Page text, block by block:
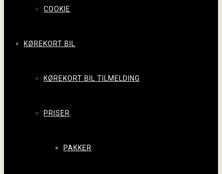
COOKIE
KØREKORT BIL
KØREKORT BIL TILMELDING
PRISER
PAKKER